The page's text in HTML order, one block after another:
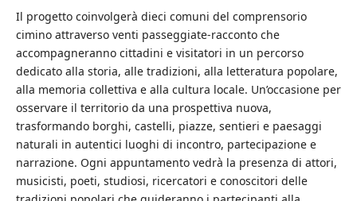
Il progetto coinvolgerà dieci comuni del comprensorio
cimino attraverso venti passeggiate-racconto che
accompagneranno cittadini e visitatori in un percorso
dedicato alla storia, alle tradizioni, alla letteratura popolare,
alla memoria collettiva e alla cultura locale. Un’occasione per
osservare il territorio da una prospettiva nuova,
trasformando borghi, castelli, piazze, sentieri e paesaggi
naturali in autentici luoghi di incontro, partecipazione e
narrazione. Ogni appuntamento vedrà la presenza di attori,
musicisti, poeti, studiosi, ricercatori e conoscitori delle